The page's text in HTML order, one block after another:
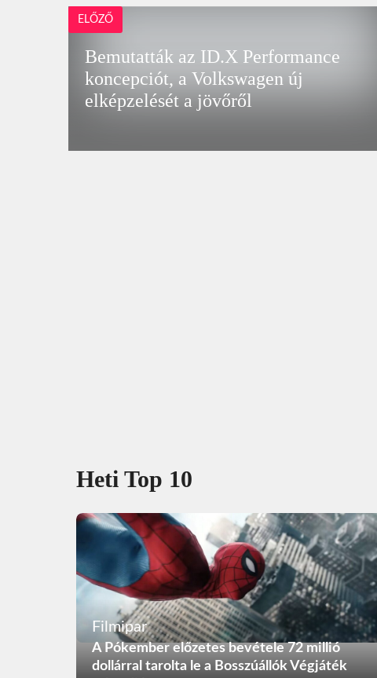
ELŐZŐ
Bemutatták az ID.X Performance
koncepciót, a Volkswagen új
elképzelését a jövőről
Heti Top 10
Filmipar
A Pókember előzetes bevétele 72 millió
dollárral tarolta le a Bosszúállók Végjáték